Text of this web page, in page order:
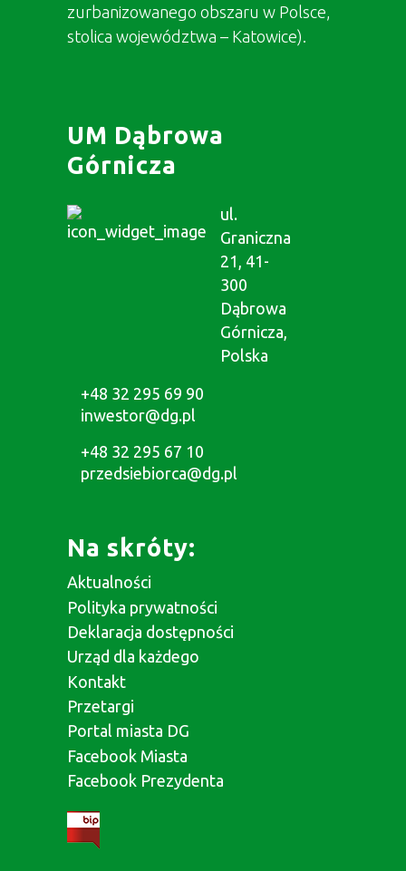
zurbanizowanego obszaru w Polsce,
stolica województwa – Katowice).
UM Dąbrowa
Górnicza
ul.
Graniczna
21, 41-
300
Dąbrowa
Górnicza,
Polska
+48 32 295 69 90
inwestor@dg.pl
+48 32 295 67 10
przedsiebiorca@dg.pl
Na skróty:
Aktualności
Polityka prywatności
Deklaracja dostępności
Urząd dla każdego
Kontakt
Przetargi
Portal miasta DG
Facebook Miasta
Facebook Prezydenta